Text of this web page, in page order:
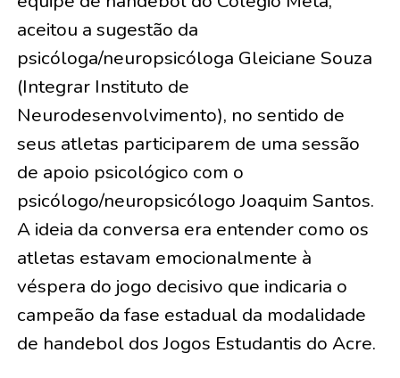
aceitou a sugestão da
psicóloga/neuropsicóloga Gleiciane Souza
(Integrar Instituto de
Neurodesenvolvimento), no sentido de
seus atletas participarem de uma sessão
de apoio psicológico com o
psicólogo/neuropsicólogo Joaquim Santos.
A ideia da conversa era entender como os
atletas estavam emocionalmente à
véspera do jogo decisivo que indicaria o
campeão da fase estadual da modalidade
de handebol dos Jogos Estudantis do Acre.